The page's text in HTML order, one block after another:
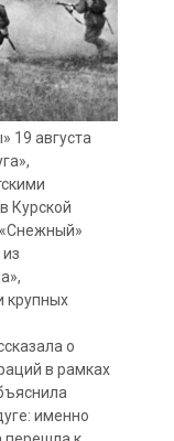
19 августа
Курской
крупных
о
в рамках
именно